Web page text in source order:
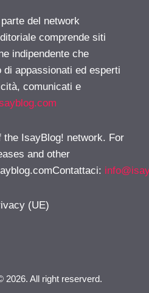
del network
comprende siti
indipendente che
appassionati ed esperti
comunicati e
IsayBlog! network. For
and other
:
(UE)
2026. All right reserverd.